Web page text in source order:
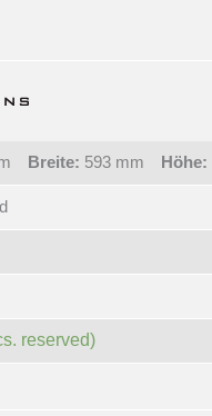
Breite: 593 mm Höhe:
reserved)